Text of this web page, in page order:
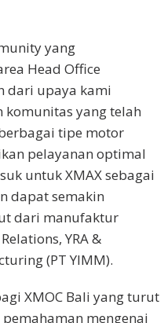
yang
Head Office
dari upaya kami
yang telah
tipe motor
pelayanan optimal
untuk XMAX sebagai
dapat semakin
dari manufaktur
YRA &
(PT YIMM).
XMOC Bali yang turut
mengenai